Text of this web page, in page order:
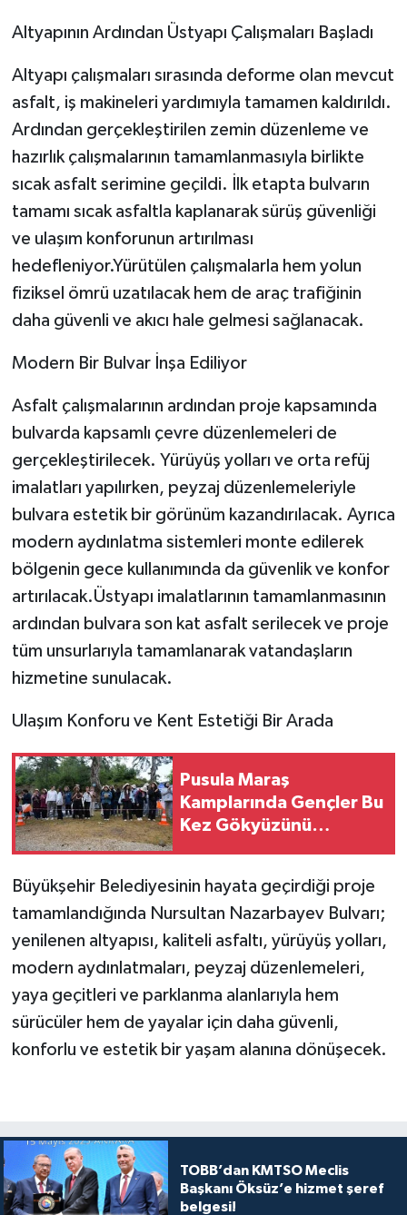
Altyapının Ardından Üstyapı Çalışmaları Başladı
Altyapı çalışmaları sırasında deforme olan mevcut
asfalt, iş makineleri yardımıyla tamamen kaldırıldı.
Ardından gerçekleştirilen zemin düzenleme ve
hazırlık çalışmalarının tamamlanmasıyla birlikte
sıcak asfalt serimine geçildi. İlk etapta bulvarın
tamamı sıcak asfaltla kaplanarak sürüş güvenliği
ve ulaşım konforunun artırılması
hedefleniyor.Yürütülen çalışmalarla hem yolun
fiziksel ömrü uzatılacak hem de araç trafiğinin
daha güvenli ve akıcı hale gelmesi sağlanacak.
Modern Bir Bulvar İnşa Ediliyor
Asfalt çalışmalarının ardından proje kapsamında
bulvarda kapsamlı çevre düzenlemeleri de
gerçekleştirilecek. Yürüyüş yolları ve orta refüj
imalatları yapılırken, peyzaj düzenlemeleriyle
bulvara estetik bir görünüm kazandırılacak. Ayrıca
modern aydınlatma sistemleri monte edilerek
bölgenin gece kullanımında da güvenlik ve konfor
artırılacak.Üstyapı imalatlarının tamamlanmasının
ardından bulvara son kat asfalt serilecek ve proje
tüm unsurlarıyla tamamlanarak vatandaşların
hizmetine sunulacak.
Ulaşım Konforu ve Kent Estetiği Bir Arada
Pusula Maraş
Kamplarında Gençler Bu
Kez Gökyüzünü
Büyükşehir Belediyesinin hayata geçirdiği proje
tamamlandığında Nursultan Nazarbayev Bulvarı;
yenilenen altyapısı, kaliteli asfaltı, yürüyüş yolları,
modern aydınlatmaları, peyzaj düzenlemeleri,
yaya geçitleri ve parklanma alanlarıyla hem
sürücüler hem de yayalar için daha güvenli,
konforlu ve estetik bir yaşam alanına dönüşecek.
TOBB’dan KMTSO Meclis
Başkanı Öksüz’e hizmet şeref
belgesi!